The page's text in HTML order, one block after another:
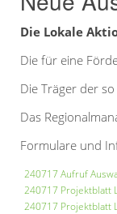
Die Lokale
Die für eine
Die Träger der
Das
Formulare und
240717 Aufruf
240717 Projektblatt
240717 Projektblatt